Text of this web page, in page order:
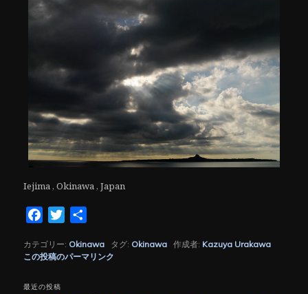
Iejima , Okinawa , Japan
FacebookTwitter
カテゴリー: Okinawa タグ: Okinawa 作成者: Kazuya Urakawa
この投稿のパーマリンク
最近の投稿